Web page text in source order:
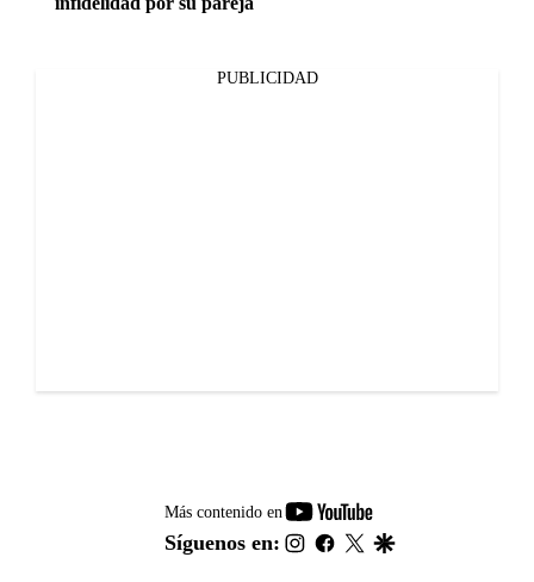
PUBLICIDAD
Más contenido en
youtube-
footer
Síguenos en: instagram
facebook
twitter